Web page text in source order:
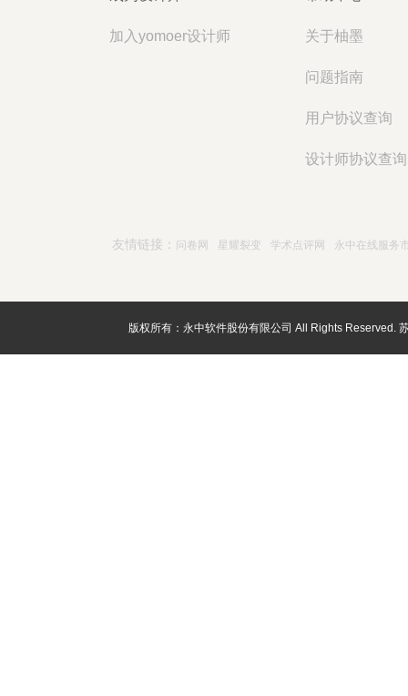
加入yomoer设计师 关于柚墨
问题指南
用户协议查询
设计师协议查询
友情链接： 问卷网 星耀裂变 学术点评网 永中在线服务
版权所有：永中软件股份有限公司 All Rights Reserved.